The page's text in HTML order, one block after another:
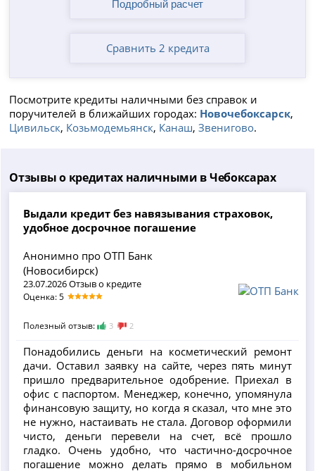
Сравнить 2 кредита
Посмотрите кредиты наличными без справок и
поручителей в ближайших городах: Новочебоксарск,
Цивильск, Козьмодемьянск, Канаш,Звенигово.
Отзывы о кредитах наличными в Чебоксарах
Выдали кредит без навязывания страховок,
удобное досрочное погашение
Анонимно про ОТП Банк
(Новосибирск)
23.07.2026 Отзыв о кредите
Оценка: 5
Полезный отзыв: 3 2
Понадобились деньги на косметический ремонт
дачи. Оставил заявку на сайте, через пять минут
пришло предварительное одобрение. Приехал в
офис с паспортом. Менеджер, конечно, упомянула
финансовую защиту, но когда я сказал, что мне это
не нужно, настаивать не стала. Договор оформили
чисто, деньги перевели на счет, всё прошло
гладко. Очень удобно, что частично-досрочное
погашение можно делать прямо в мобильном